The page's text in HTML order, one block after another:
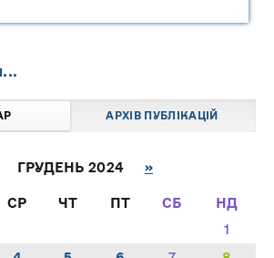
АРХІВ ПУБЛІКАЦІЙ
ГРУДЕНЬ 2024 »
СР ЧТ ПТ СБ
НД
1